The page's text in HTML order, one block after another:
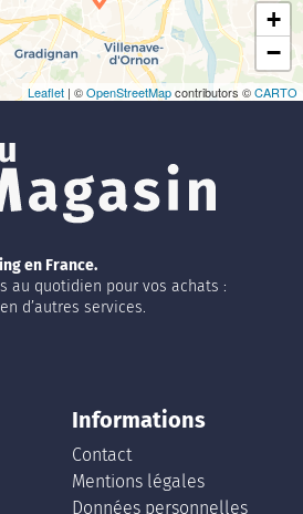
+
−
Leaflet | ©OpenStreetMapcontributors ©CARTO
en France.
au quotidien pour vos achats :
d’autres services.
Informations
Contact
Mentions légales
Données personnelles